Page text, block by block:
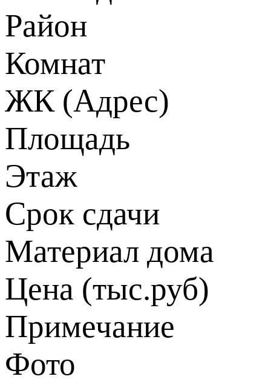
Район
Комнат
ЖК (Адрес)
Площадь
Этаж
Срок сдачи
Материал дома
Цена (тыс.руб)
Примечание
Фото